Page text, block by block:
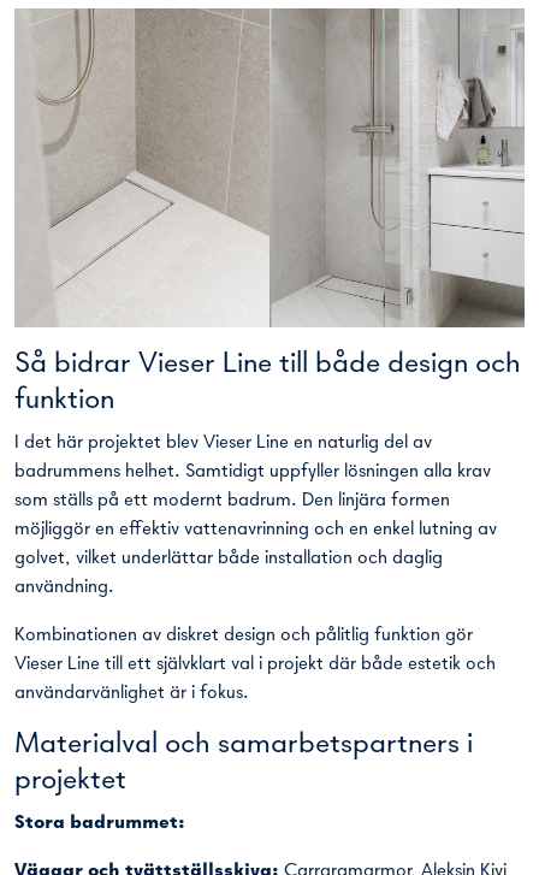
Så bidrar Vieser Line till både design och
funktion
I det här projektet blev Vieser Line en naturlig del av
badrummens helhet. Samtidigt uppfyller lösningen alla krav
som ställs på ett modernt badrum. Den linjära formen
möjliggör en effektiv vattenavrinning och en enkel lutning av
golvet, vilket underlättar både installation och daglig
användning.
Kombinationen av diskret design och pålitlig funktion gör
Vieser Line till ett självklart val i projekt där både estetik och
användarvänlighet är i fokus.
Materialval och samarbetspartners i
projektet
Stora badrummet: